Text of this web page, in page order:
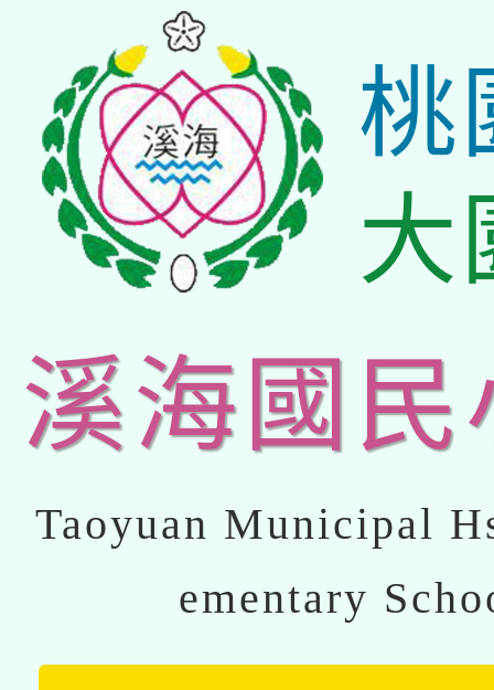
桃
大
溪海國民
Taoyuan Municipal
ementary